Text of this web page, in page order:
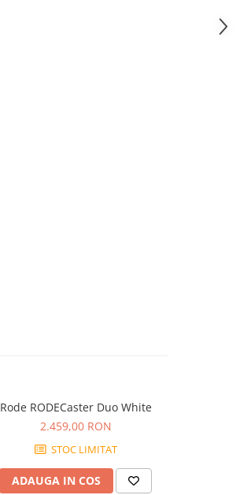
Rode RODECaster Duo White
2.459,00 RON
STOC LIMITAT
ADAUGA IN COS